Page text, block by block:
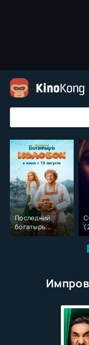
Последний
богатырь.
Колобок (2026)